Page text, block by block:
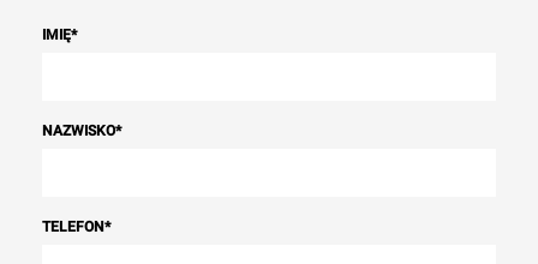
IMIĘ*
NAZWISKO*
TELEFON*